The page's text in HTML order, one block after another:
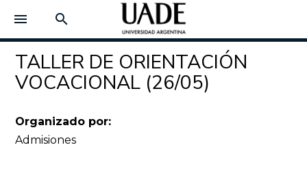
menu search
TALLER DE ORIENTACIÓN
VOCACIONAL (26/05)
Organizado por:
Admisiones